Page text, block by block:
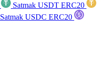
Satmak USDT ERC20
Satmak USDC ERC20